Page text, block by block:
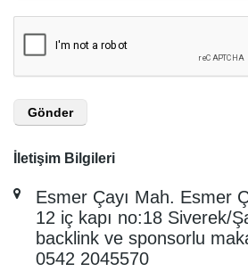
İletişim Bilgileri
Esmer Çayı Mah. Esmer
12 iç kapı no:18 Siverek/
backlink ve sponsorlu
0542 2045570